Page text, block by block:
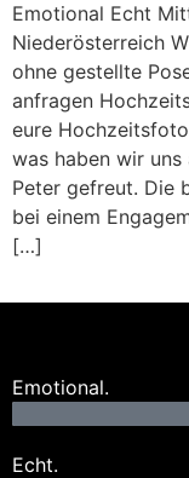
Emotional Echt
Niederösterreich
ohne gestellte
anfragen
eure
was haben wir
Peter gefreut. Die
bei einem
[…]
Emotional.
Echt.